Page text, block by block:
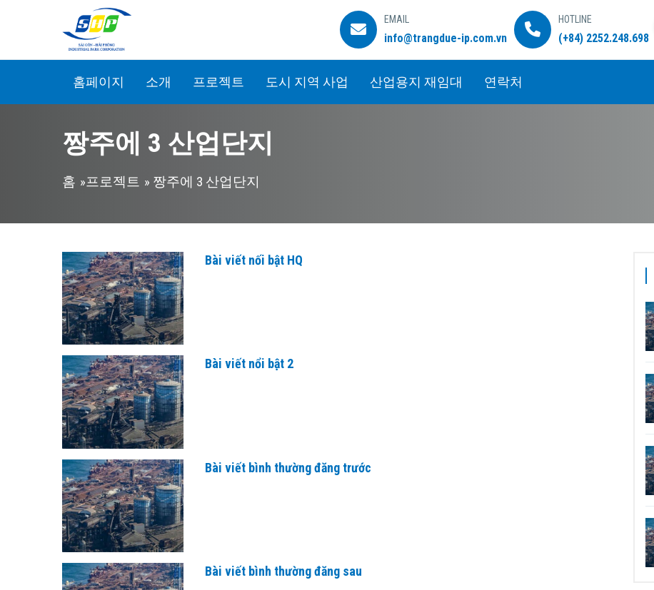
주요 콘텐츠로 건너뛰기
EMAIL
info@trangdue-ip.com.vn
HOTLINE
(+84) 2252.248.698
홈페이지 소개 프로젝트 도시 지역 사업 산업용지 재임대 연락처
짱주에 3 산업단지
현재 위치
홈 »프로젝트 » 짱주에 3 산업단지
Bài viết nối bật HQ
Bài viết nổi bật 2
Bài viết bình thường đăng trước
Bài viết bình thường đăng sau